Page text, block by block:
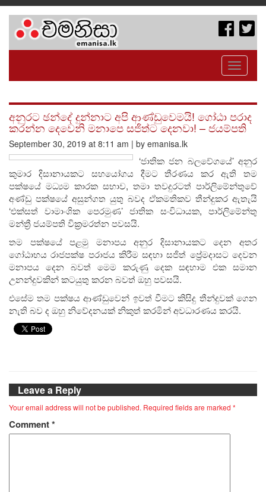
Toggle
අනුරට ඡන්දේ දුන්නාට අපි ආණ්ඩුවෙමයි! ගෝඨා පරාද
කරන්න දෙවෙනි මනාපෙ සජිත්ට දෙනවා! – ජයම්පති
September 30, 2019 at 8:11 am | by emanisa.lk
‘ජාතික ජන බලවේගයේ’ අනුර
කුමාර දිසානායකට සහයෝගය දීමට තීරණය කර ඇති තම
පක්ෂයේ මධ්‍යම කාරක සභාව, තමා තවදුරටත් පාර්ලිමේන්තුවේ
අණ්ඩු පක්ෂයේ අසුන්ගත යුතු බවද ඒකමතිකව තීන්දුකර ඇතැයි
‘එක්සත් වාමාංශික පෙරමුණ’ ජාතික සංවිධායක, පාර්ලිමේන්තු
මන්ත්‍රී ජයම්පති වික්‍රමරත්න පවසයි.
තම පක්ෂයේ පළමු මනාපය අනුර දිසානායකට දෙන අතර
ගෝඨාභය රාජපක්ෂ පරාජය කිරීම සඳහා සජිත් ප්‍රේමදාසට දෙවන
මනාපය දෙන බවත් මෙම කරුණු දෙක සඳහාම එක සමාන
උනන්දුවකින් කටයුතු කරන බවත් ඔහු පවසයි.
එසේම තම පක්ෂය ආණ්ඩුවෙන් ඉවත් වීමට කිසිදු තීන්දුවක් ගෙන
නැති බව ද ඔහු නිවේදනයක් නිකුත් කරමින් අවධාරණය කරයි.
Leave a Reply
Your email address will not be published. Required fields are marked *
Comment*